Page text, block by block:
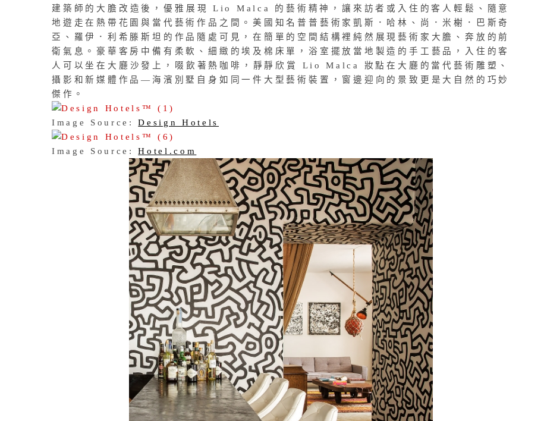
建築師的大膽改造後，優雅展現 Lio Malca 的藝術精神，讓來訪者或入住的客人輕鬆、隨意
地遊走在熱帶花園與當代藝術作品之間。美國知名普普藝術家凱斯．哈林、尚．米榭．巴斯奇
亞、羅伊．利希滕斯坦的作品隨處可見，在簡單的空間結構裡純然展現藝術家大膽、奔放的前
衛氣息。豪華客房中備有柔軟、細緻的埃及棉床單，浴室擺放當地製造的手工藝品，入住的客
人可以坐在大廳沙發上，啜飲著熱咖啡，靜靜欣賞 Lio Malca 妝點在大廳的當代藝術雕塑、
攝影和新媒體作品—海濱別墅自身如同一件大型藝術裝置，窗邊迎向的景致更是大自然的巧妙
傑作。
Image Source:Design Hotels
Image Source:Hotel.com